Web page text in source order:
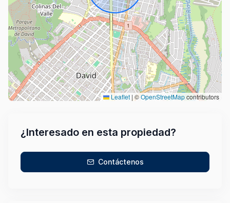
Leaflet |©OpenStreetMapcontributors
¿Interesado en esta propiedad?
Contáctenos